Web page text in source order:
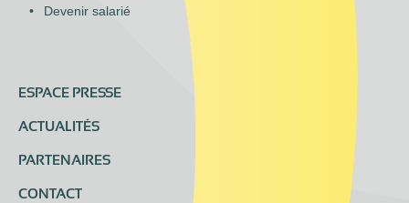
Devenir salarié
ESPACE PRESSE
ACTUALITÉS
PARTENAIRES
CONTACT